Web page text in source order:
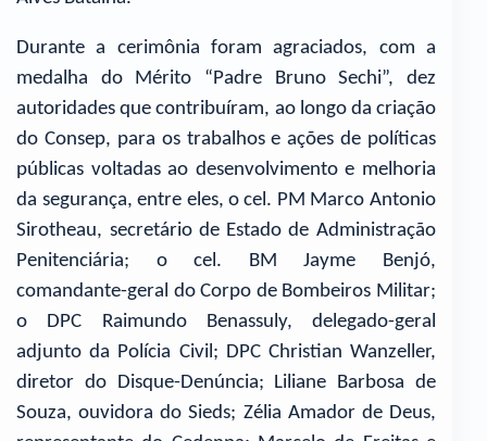
Durante a cerimônia foram agraciados, com a
medalha do Mérito “Padre Bruno Sechi”, dez
autoridades que contribuíram, ao longo da criação
do Consep, para os trabalhos e ações de políticas
públicas voltadas ao desenvolvimento e melhoria
da segurança, entre eles, o cel. PM Marco Antonio
Sirotheau, secretário de Estado de Administração
Penitenciária; o cel. BM Jayme Benjó,
comandante-geral do Corpo de Bombeiros Militar;
o DPC Raimundo Benassuly, delegado-geral
adjunto da Polícia Civil; DPC Christian Wanzeller,
diretor do Disque-Denúncia; Liliane Barbosa de
Souza, ouvidora do Sieds; Zélia Amador de Deus,